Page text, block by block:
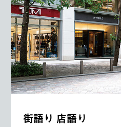
街語り 店語り